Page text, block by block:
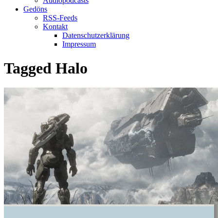
Gedöns
RSS-Feeds
Kontakt
Datenschutzerklärung
Impressum
Tagged Halo